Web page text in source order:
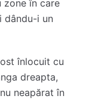
zone în care
dându-i un
înlocuit cu
dreapta,
neapărat în